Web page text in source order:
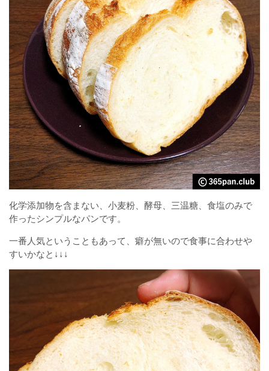
化学添加物を含まない、小麦粉、酵母、三温糖、食塩のみで
作ったシンプルなパンです。
一番人気ということもあって、癖が無いので食事に合わせや
すいかなと↓↓↓